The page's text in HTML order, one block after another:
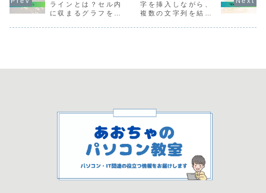
ラインとは？セル内
に収まるグラフを作
字を挿入しながら、
複数の文字列を結合